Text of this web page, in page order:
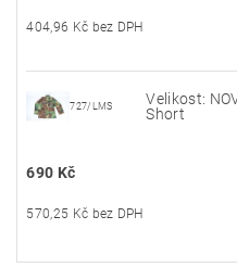
404,96 Kč bez DPH
727/LMS
Velikost:
Short
690 Kč
570,25 Kč bez DPH